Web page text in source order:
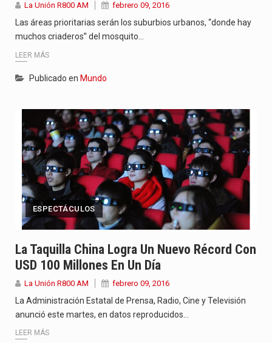
La Unión R800 AM febrero 09, 2016
Las áreas prioritarias serán los suburbios urbanos, “donde hay
muchos criaderos” del mosquito…
LEER MÁS
Publicado en Mundo
ESPECTÁCULOS
La Taquilla China Logra Un Nuevo Récord Con
USD 100 Millones En Un Día
La Unión R800 AM febrero 09, 2016
La Administración Estatal de Prensa, Radio, Cine y Televisión
anunció este martes, en datos reproducidos…
LEER MÁS